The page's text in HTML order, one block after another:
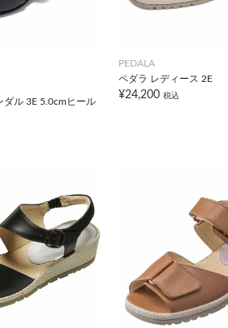
ダル 3E 5.0cmヒール
PEDALA
ペダラ レディース 2E
¥24,200 税込